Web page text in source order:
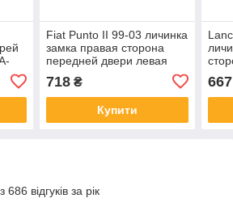
Fiat Punto II 99-03 личинка
замка правая сторона
передней двери левая
сторона = правая, арт. DA-
20825
718₴
Купити
арт.
667
відгуків за рік